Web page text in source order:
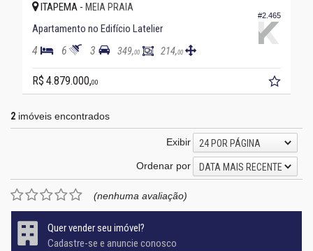
#2.465
ITAPEMA - MEIA PRAIA
Apartamento no Edifício Latelier
4 6 3 349,00 214,00
R$ 4.879.000,00
2 imóveis encontrados
Exibir
24 POR PÁGINA
Ordenar por
DATA MAIS RECENTE
(nenhuma avaliação)
Quer vender seu imóvel?
Cadastre-se e anuncie conosco